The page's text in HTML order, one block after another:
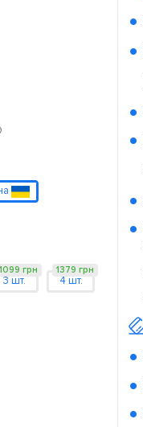
3 шт.
1099 грн
4 шт.
1379 грн